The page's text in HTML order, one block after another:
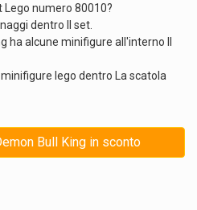
numero 80010?
dentro Il set.
ha alcune minifigure all'interno Il
lego dentro La scatola
Bull King in sconto